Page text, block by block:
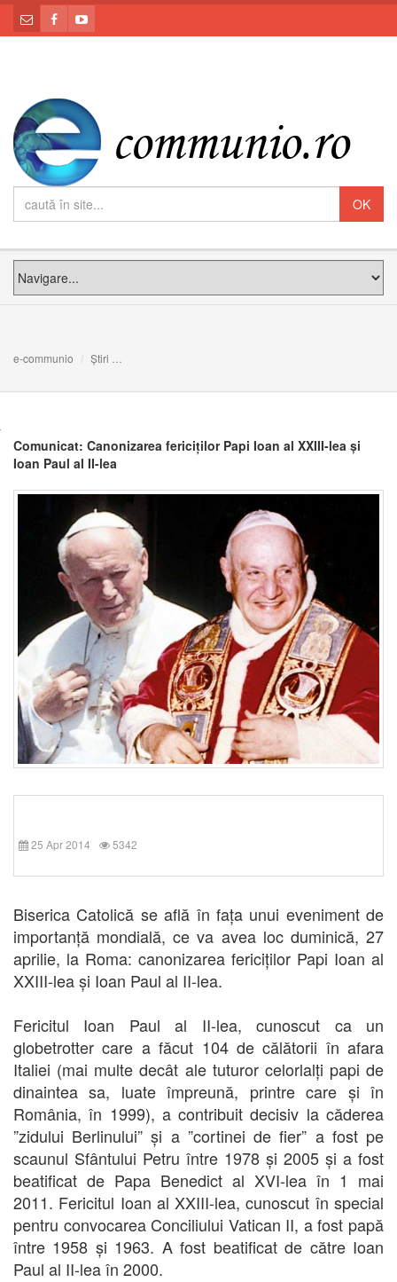
e-communio Știri
Comunicat: Canonizarea fericiților Papi Ioan al XXIII-lea și
Ioan Paul al II-lea
25 Apr 2014 5342
Biserica Catolică se află în fața unui eveniment de
importanță mondială, ce va avea loc duminică, 27
aprilie, la Roma: canonizarea fericiților Papi Ioan al
XXIII-lea și Ioan Paul al II-lea.
Fericitul Ioan Paul al II-lea, cunoscut ca un
globetrotter care a făcut 104 de călătorii în afara
Italiei (mai multe decât ale tuturor celorlalți papi de
dinaintea sa, luate împreună, printre care și în
România, în 1999), a contribuit decisiv la căderea
”zidului Berlinului” și a ”cortinei de fier” a fost pe
scaunul Sfântului Petru între 1978 și 2005 și a fost
beatificat de Papa Benedict al XVI-lea în 1 mai
2011. Fericitul Ioan al XXIII-lea, cunoscut în special
pentru convocarea Conciliului Vatican II, a fost papă
între 1958 și 1963. A fost beatificat de către Ioan
Paul al II-lea în 2000.